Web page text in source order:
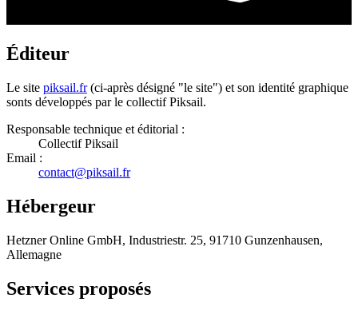
Éditeur
Le site piksail.fr(ci-après désigné "le site") et son identité graphique
sonts développés par le collectif Piksail.
Responsable technique et éditorial :
Collectif Piksail
Email :
contact@piksail.fr
Hébergeur
Hetzner Online GmbH, Industriestr. 25, 91710 Gunzenhausen,
Allemagne
Services proposés